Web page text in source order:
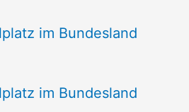
im Bundesland
im Bundesland